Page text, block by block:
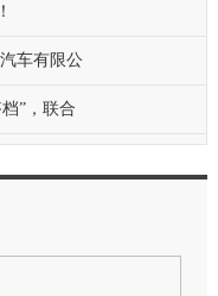
车有限公
”，联合